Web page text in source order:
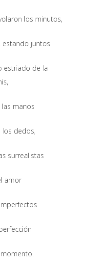
los minutos,
estando juntos
estriado de la
manos
los dedos,
surrealistas
amor